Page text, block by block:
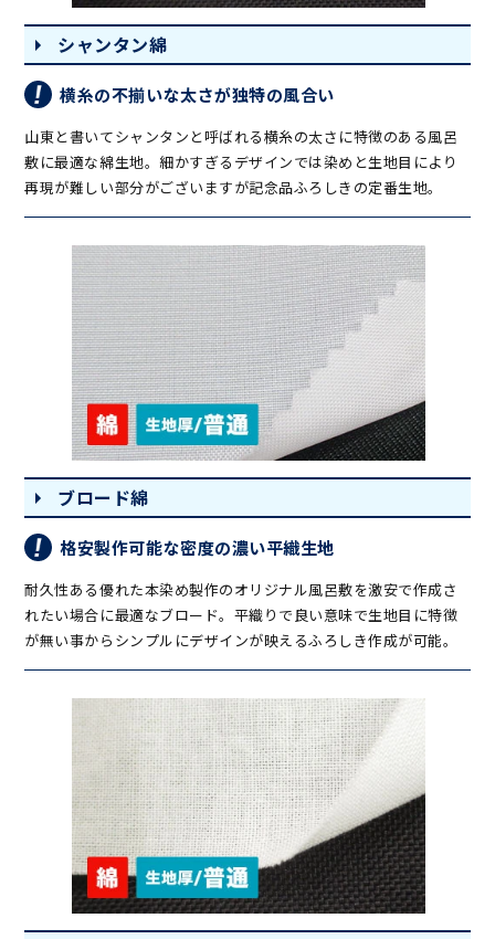
シャンタン綿
横糸の不揃いな太さが独特の風合い
山東と書いてシャンタンと呼ばれる横糸の太さに特徴のある風呂
敷に最適な綿生地。細かすぎるデザインでは染めと生地目により
再現が難しい部分がございますが記念品ふろしきの定番生地。
ブロード綿
格安製作可能な密度の濃い平織生地
耐久性ある優れた本染め製作のオリジナル風呂敷を激安で作成さ
れたい場合に最適なブロード。平織りで良い意味で生地目に特徴
が無い事からシンプルにデザインが映えるふろしき作成が可能。